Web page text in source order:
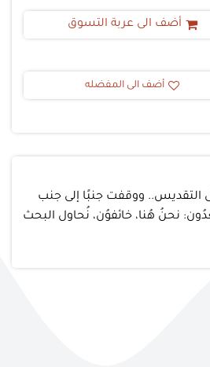
أضف الى عربة التسوق
أضف الى المفضله
التقديس.. ووقفت جنبًا إلى جنب
نحنُ هُنا، خائفوُن، نُحاول البحث